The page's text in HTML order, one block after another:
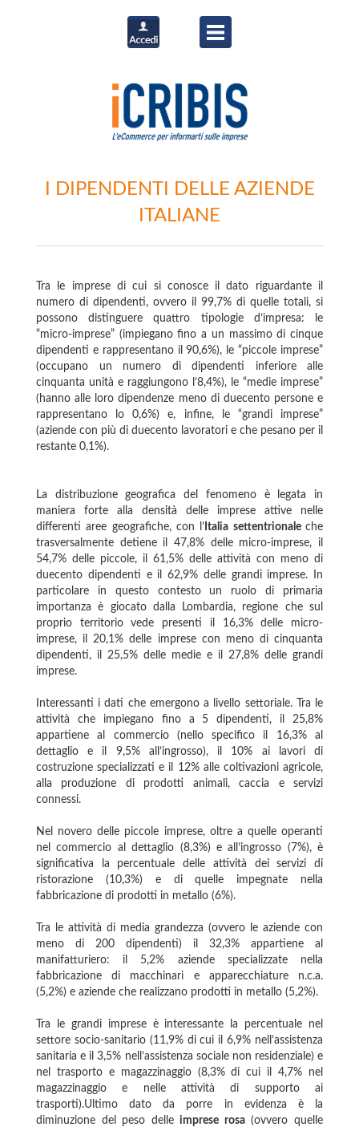
I DIPENDENTI DELLE AZIENDE
ITALIANE
Tra le imprese di cui si conosce il dato riguardante il
numero di dipendenti, ovvero il 99,7% di quelle totali, si
possono distinguere quattro tipologie d’impresa: le
“micro-imprese” (impiegano fino a un massimo di cinque
dipendenti e rappresentano il 90,6%), le “piccole imprese”
(occupano un numero di dipendenti inferiore alle
cinquanta unità e raggiungono l’8,4%), le “medie imprese”
(hanno alle loro dipendenze meno di duecento persone e
rappresentano lo 0,6%) e, infine, le “grandi imprese”
(aziende con più di duecento lavoratori e che pesano per il
restante 0,1%).
La distribuzione geografica del fenomeno è legata in
maniera forte alla densità delle imprese attive nelle
differenti aree geografiche, con l’ Italia settentrionaleche
trasversalmente detiene il 47,8% delle micro-imprese, il
54,7% delle piccole, il 61,5% delle attività con meno di
duecento dipendenti e il 62,9% delle grandi imprese. In
particolare in questo contesto un ruolo di primaria
importanza è giocato dalla Lombardia, regione che sul
proprio territorio vede presenti il 16,3% delle micro-
imprese, il 20,1% delle imprese con meno di cinquanta
dipendenti, il 25,5% delle medie e il 27,8% delle grandi
imprese.
Interessanti i dati che emergono a livello settoriale. Tra le
attività che impiegano fino a 5 dipendenti, il 25,8%
appartiene al commercio (nello specifico il 16,3% al
dettaglio e il 9,5% all’ingrosso), il 10% ai lavori di
costruzione specializzati e il 12% alle coltivazioni agricole,
alla produzione di prodotti animali, caccia e servizi
connessi.
Nel novero delle piccole imprese, oltre a quelle operanti
nel commercio al dettaglio (8,3%) e all’ingrosso (7%), è
significativa la percentuale delle attività dei servizi di
ristorazione (10,3%) e di quelle impegnate nella
fabbricazione di prodotti in metallo (6%).
Tra le attività di media grandezza (ovvero le aziende con
meno di 200 dipendenti) il 32,3% appartiene al
manifatturiero: il 5,2% aziende specializzate nella
fabbricazione di macchinari e apparecchiature n.c.a.
(5,2%) e aziende che realizzano prodotti in metallo (5,2%).
Tra le grandi imprese è interessante la percentuale nel
settore socio-sanitario (11,9% di cui il 6,9% nell’assistenza
sanitaria e il 3,5% nell’assistenza sociale non residenziale) e
nel trasporto e magazzinaggio (8,3% di cui il 4,7% nel
magazzinaggio e nelle attività di supporto ai
trasporti).Ultimo dato da porre in evidenza è la
diminuzione del peso delle imprese rosa(ovvero quelle